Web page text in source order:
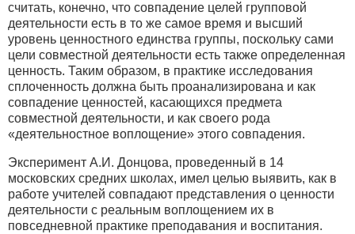
считать, конечно, что совпадение целей групповой
деятельности есть в то же самое время и высший
уровень ценностного единства группы, поскольку сами
цели совместной деятельности есть также определенная
ценность. Таким образом, в практике исследования
сплоченность должна быть проанализирована и как
совпадение ценностей, касающихся предмета
совместной деятельности, и как своего рода
«деятельностное воплощение» этого совпадения.
Эксперимент А.И. Донцова, проведенный в 14
московских средних школах, имел целью выявить, как в
работе учителей совпадают представления о ценности
деятельности с реальным воплощением их в
повседневной практике преподавания и воспитания.